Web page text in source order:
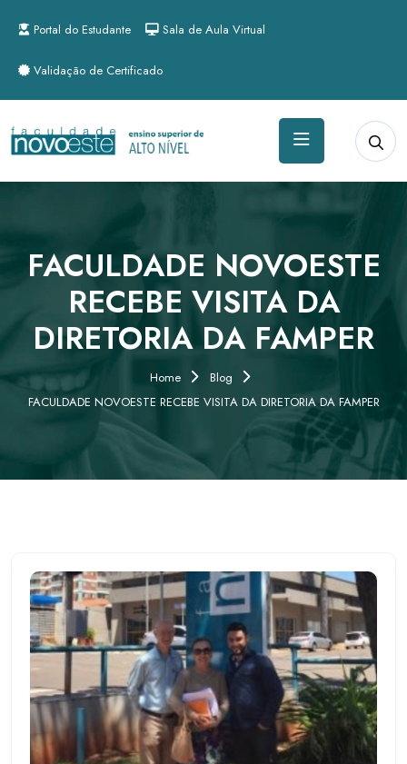
Portal do Estudante Sala de Aula Virtual
Validação de Certificado
FACULDADE NOVOESTE
RECEBE VISITA DA
DIRETORIA DA FAMPER
Home
Blog
FACULDADE NOVOESTE RECEBE VISITA DA DIRETORIA DA FAMPER